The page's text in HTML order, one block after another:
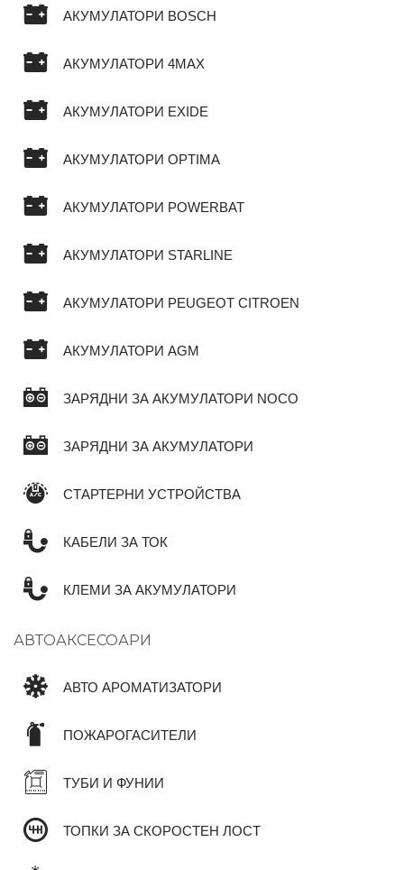
АКУМУЛАТОРИ BOSCH
АКУМУЛАТОРИ 4MAX
АКУМУЛАТОРИ EXIDE
АКУМУЛАТОРИ OPTIMA
АКУМУЛАТОРИ POWERBAT
АКУМУЛАТОРИ STARLINE
АКУМУЛАТОРИ PEUGEOT CITROEN
АКУМУЛАТОРИ AGM
ЗАРЯДНИ ЗА АКУМУЛАТОРИ NOCO
ЗАРЯДНИ ЗА АКУМУЛАТОРИ
СТАРТЕРНИ УСТРОЙСТВА
КАБЕЛИ ЗА ТОК
КЛЕМИ ЗА АКУМУЛАТОРИ
АВТОАКСЕСОАРИ
АВТО АРОМАТИЗАТОРИ
ПОЖАРОГАСИТЕЛИ
ТУБИ И ФУНИИ
ТОПКИ ЗА СКОРОСТЕН ЛОСТ